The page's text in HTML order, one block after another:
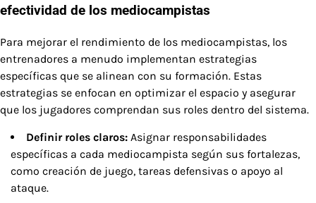
efectividad de los mediocampistas
Para mejorar el rendimiento de los mediocampistas, los
entrenadores a menudo implementan estrategias
específicas que se alinean con su formación. Estas
estrategias se enfocan en optimizar el espacio y asegurar
que los jugadores comprendan sus roles dentro del sistema.
Definir roles claros: Asignar responsabilidades
específicas a cada mediocampista según sus fortalezas,
como creación de juego, tareas defensivas o apoyo al
ataque.